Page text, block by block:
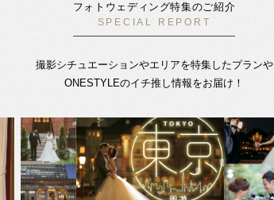
フォトウェディング特集のご紹介
SPECIAL REPORT
撮影シチュエーションやエリアを特集したプランや
ONESTYLEのイチ推し情報をお届け！